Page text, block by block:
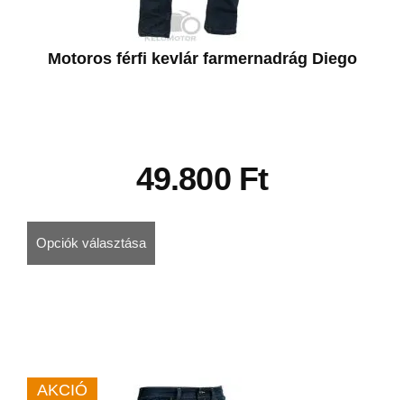
Motoros férfi kevlár farmernadrág Diego
49.800 Ft
Opciók választása
AKCIÓ